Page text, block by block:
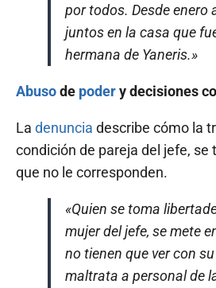
por todos. Desde enero
juntos en la casa que
hermana de Yaneris.»
Abusode podery decisiones
La denuncia describe cómo la
condición de pareja del jefe,
que no le corresponden.
«Quien se toma
mujer del jefe, se mete
no tienen que ver con
maltrata a personal de